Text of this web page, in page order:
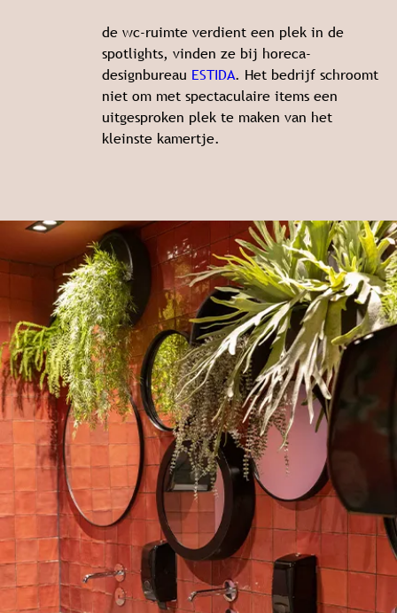
de wc-ruimte verdient een plek in de
spotlights, vinden ze bij horeca-
designbureau ESTIDA. Het bedrijf schroomt
niet om met spectaculaire items een
uitgesproken plek te maken van het
kleinste kamertje.